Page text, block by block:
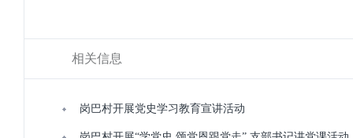
相关信息
岗巴村开展党史学习教育宣讲活动